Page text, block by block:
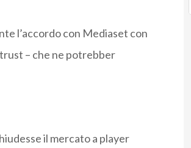
l’accordo con Mediaset con
– che ne potrebber
il mercato a player